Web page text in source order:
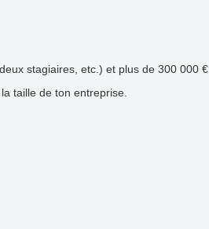
stagiaires, etc.) et plus de 300 000 €.
taille de ton entreprise.